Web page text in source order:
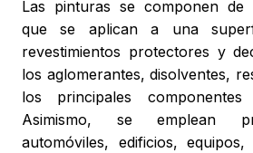
Las pinturas se componen de
que se aplican a una
revestimientos protectores y
los aglomerantes, disolventes,
los principales
Asimismo, se emplean
automóviles, edificios, equipos,